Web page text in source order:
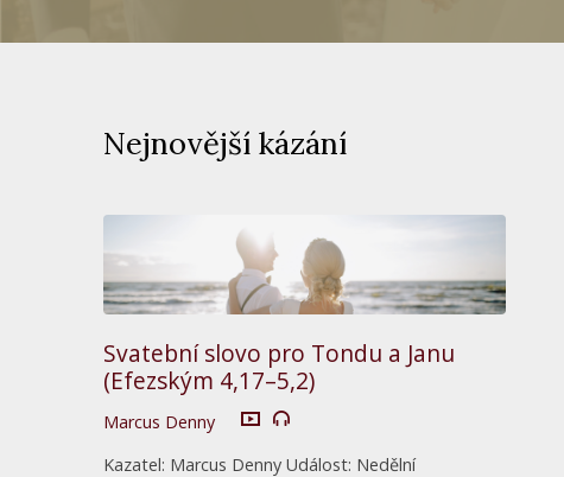
Nejnovější kázání
Svatební slovo pro Tondu a Janu
(Efezským 4,17–5,2)
Marcus Denny
Kazatel: Marcus Denny Událost: Nedělní